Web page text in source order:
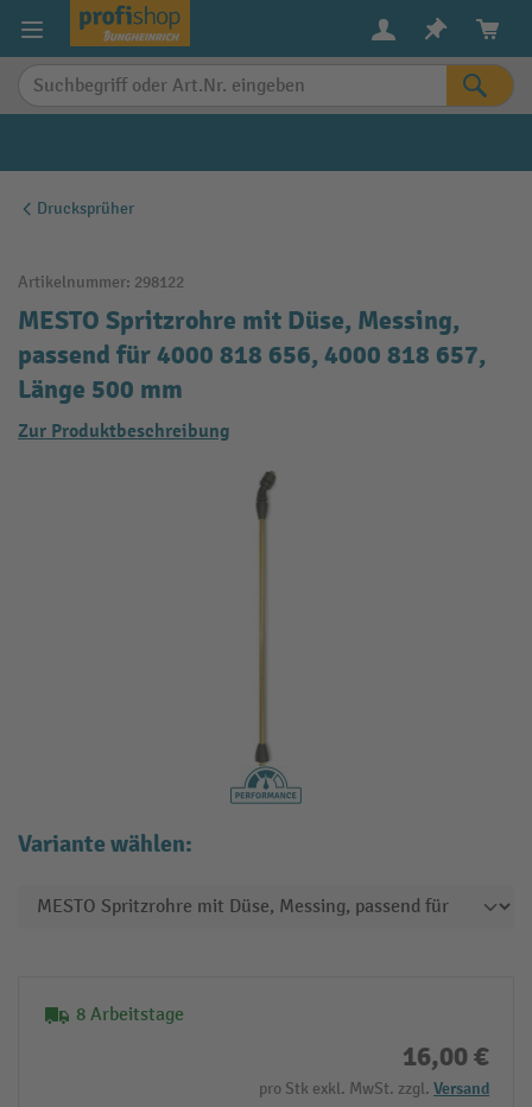
springen
Drucksprüher
Artikelnummer: 298122
MESTO Spritzrohre mit Düse, Messing,
passend für 4000 818 656, 4000 818 657,
Länge 500 mm
Zur Produktbeschreibung
Variante wählen:
8 Arbeitstage
16,00 €
pro Stk exkl. MwSt. zzgl. Versand